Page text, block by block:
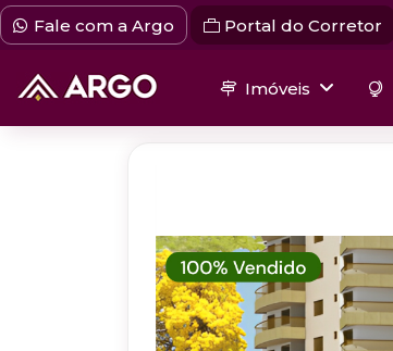
Fale com a Argo Portal do Corretor
Imóveis